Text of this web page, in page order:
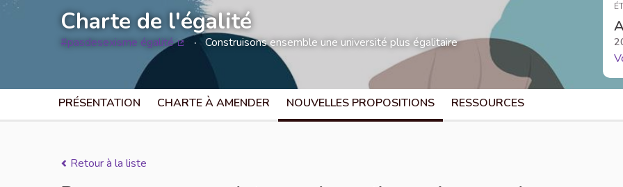
Charte de l'égalité
#pasdesexisme égalité Construisons ensemble une université plus égalitaire
PRÉSENTATION CHARTE À AMENDER NOUVELLES PROPOSITIONS RESSOURCES
Retour à la liste